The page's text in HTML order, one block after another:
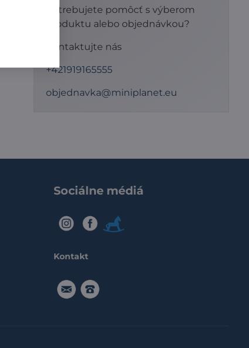
Potrebujete pomôcť s výberom
produktu alebo objednávkou?
Kontaktujte nás
+421919165555
objednavka@miniplanet.eu
Sociálne médiá
IG FB
Modry
Kontakt
objednavka@miniplanet.eu
091916